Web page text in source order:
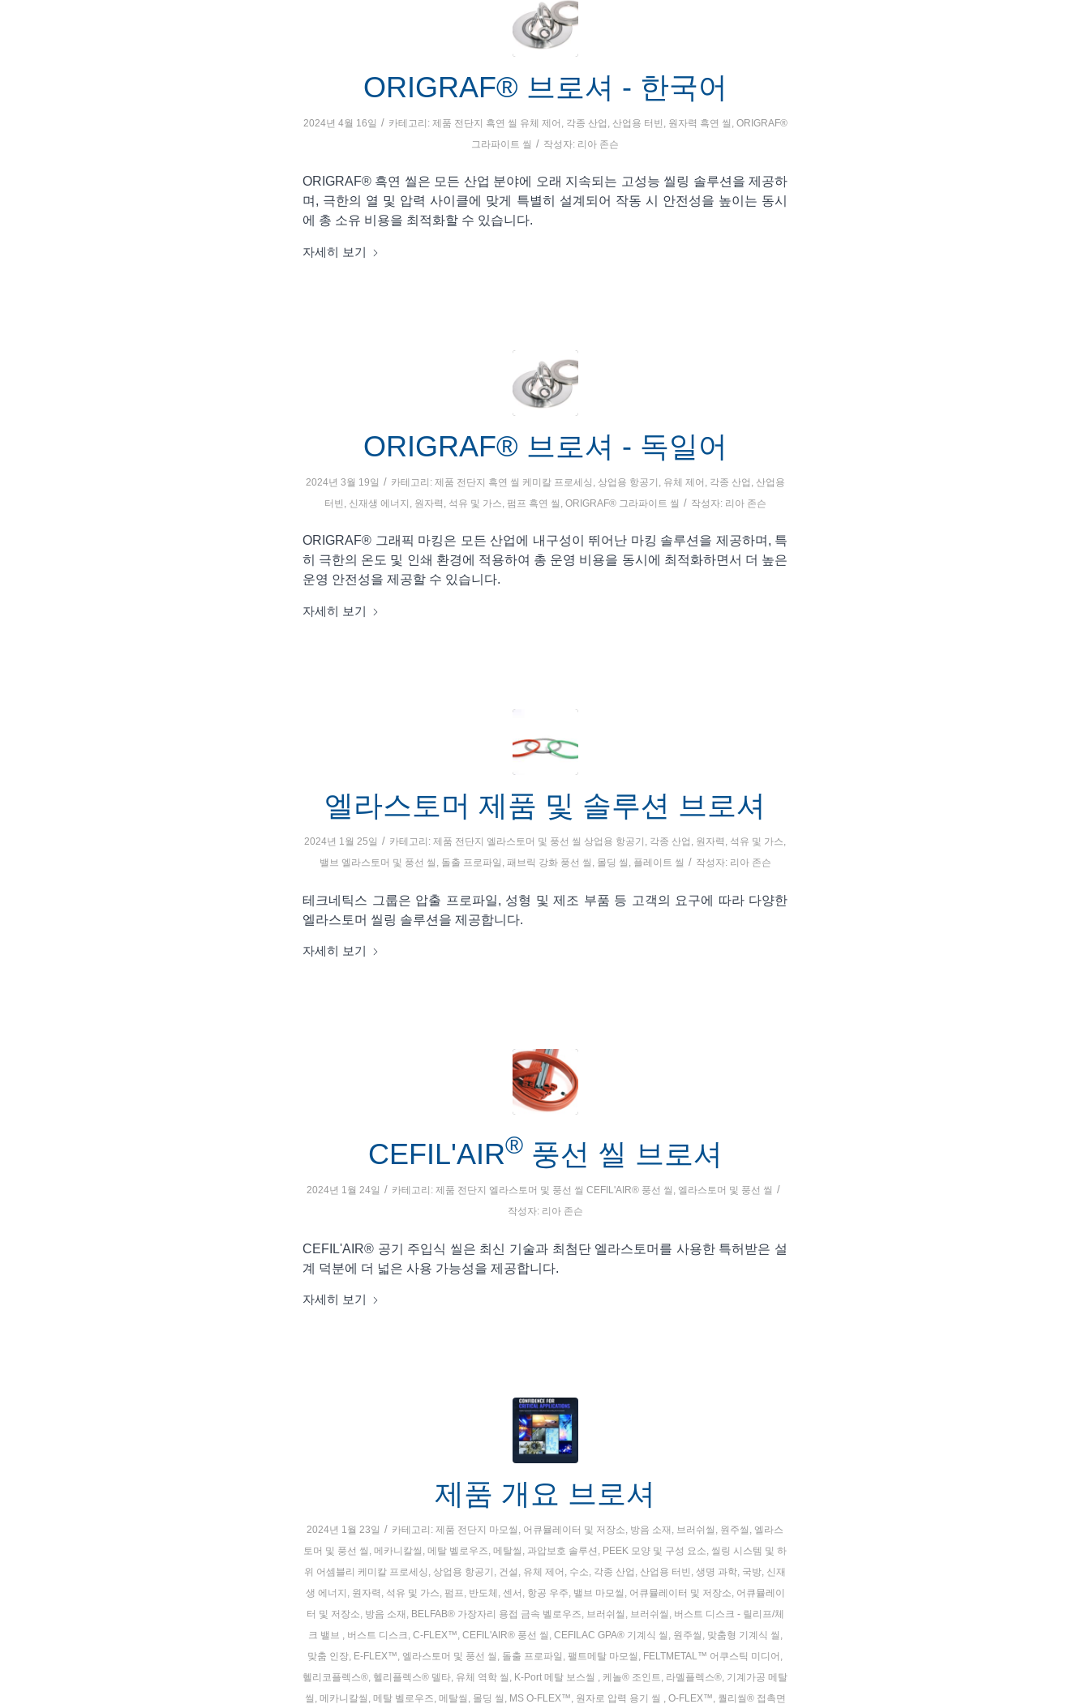
ORIGRAF® 브로셔 - 한국어
2024년 4월 16일 / 카테고리: 제품 전단지 흑연 씰 유체 제어 각종 산업 산업용 터빈 원자력 흑연 씰 ORIGRAF®
그라파이트 씰 / 작성자: 리아 존슨
ORIGRAF® 흑연 씰은 모든 산업 분야에 오래 지속되는 고성능 씰링 솔루션을 제공하
며, 극한의 열 및 압력 사이클에 맞게 특별히 설계되어 작동 시 안전성을 높이는 동시
에 총 소유 비용을 최적화할 수 있습니다.
자세히 보기
ORIGRAF® 브로셔 - 독일어
2024년 3월 19일 / 카테고리: 제품 전단지 흑연 씰 케미칼 프로세싱 상업용 항공기 유체 제어 각종 산업
산업용
터빈
신재생 에너지 원자력 석유 및 가스 펌프 흑연 씰 ORIGRAF® 그라파이트 씰 / 작성자: 리아 존슨
ORIGRAF® 그래픽 마킹은 모든 산업에 내구성이 뛰어난 마킹 솔루션을 제공하며, 특
히 극한의 온도 및 인쇄 환경에 적용하여 총 운영 비용을 동시에 최적화하면서 더 높은
운영 안전성을 제공할 수 있습니다.
자세히 보기
엘라스토머 제품 및 솔루션 브로셔
2024년 1월 25일 / 카테고리: 제품 전단지 엘라스토머 및 풍선 씰 상업용 항공기 , 각종 산업 , 원자력 , 석유 및 가스,
밸브 엘라스토머 및 풍선 씰 , 돌출 프로파일 , 패브릭 강화 풍선 씰 , 몰딩 씰 , 플레이트 씰 / 작성자: 리아 존슨
테크네틱스 그룹은 압출 프로파일, 성형 및 제조 부품 등 고객의 요구에 따라 다양한
엘라스토머 씰링 솔루션을 제공합니다.
자세히 보기
CEFIL'AIR®풍선 씰 브로셔
2024년 1월 24일 / 카테고리: 제품 전단지 엘라스토머 및 풍선 씰 CEFIL'AIR® 풍선 씰 , 엘라스토머 및 풍선 씰 /
작성자: 리아 존슨
CEFIL'AIR® 공기 주입식 씰은 최신 기술과 최첨단 엘라스토머를 사용한 특허받은 설
계 덕분에 더 넓은 사용 가능성을 제공합니다.
자세히 보기
제품 개요 브로셔
2024년 1월 23일 / 카테고리: 제품 전단지 마모씰 , 어큐뮬레이터 및 저장소, 방음 소재 , 브러쉬씰 , 원주씰 , 엘라스
토머 및 풍선 씰 , 메카니칼씰 , 메탈 벨로우즈, 메탈씰 , 과압보호 솔루션 , PEEK 모양 및 구성 요소, 씰링 시스템 및 하
위 어셈블리 케미칼 프로세싱 , 상업용 항공기 , 건설 , 유체 제어 , 수소, 각종 산업 , 산업용 터빈 , 생명 과학, 국방, 신재
생 에너지 , 원자력 , 석유 및 가스, 펌프, 반도체 , 센서 , 항공 우주, 밸브 마모씰 , 어큐뮬레이터 및 저장소, 어큐뮬레이
터 및 저장소, 방음 소재 , BELFAB® 가장자리 용접 금속 벨로우즈, 브러쉬씰 , 브러쉬씰 , 버스트 디스크 - 릴리프/체
크 밸브 , 버스트 디스크, C-FLEX™, CEFIL'AIR® 풍선 씰 , CEFILAC GPA® 기계식 씰 , 원주씰 , 맞춤형 기계식 씰 ,
맞춤 인장, E-FLEX™, 엘라스토머 및 풍선 씰 , 돌출 프로파일 , 팰트메탈 마모씰 , FELTMETAL™ 어쿠스틱 미디어 ,
헬리코플렉스®, 헬리플렉스® 델타, 유체 역학 씰 , K-Port 메탈 보스씰 , 케놀® 조인트, 라멜플렉스®, 기계가공 메탈
씰 , 메카니칼씰 , 메탈 벨로우즈, 메탈씰 , 몰딩 씰 , MS O-FLEX™, 원자로 압력 용기 씰 , O-FLEX™, 퀄리씰® 접촉면